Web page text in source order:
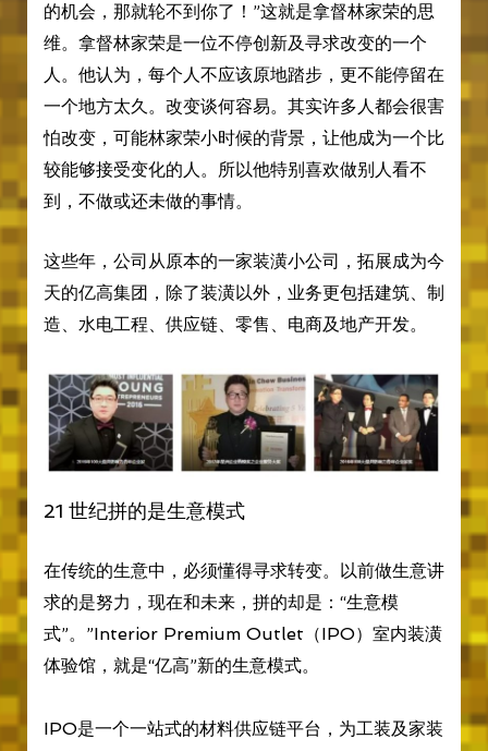
的机会，那就轮不到你了！”这就是拿督林家荣的思
维。拿督林家荣是一位不停创新及寻求改变的一个
人。他认为，每个人不应该原地踏步，更不能停留在
一个地方太久。改变谈何容易。其实许多人都会很害
怕改变，可能林家荣小时候的背景，让他成为一个比
较能够接受变化的人。所以他特别喜欢做别人看不
到，不做或还未做的事情。
这些年，公司从原本的一家装潢小公司，拓展成为今
天的亿高集团，除了装潢以外，业务更包括建筑、制
造、水电工程、供应链、零售、电商及地产开发。
21 世纪拼的是生意模式
在传统的生意中，必须懂得寻求转变。以前做生意讲
求的是努力，现在和未来，拼的却是：“生意模
式”。”Interior Premium Outlet（IPO）室内装潢
体验馆，就是“亿高”新的生意模式。
IPO是一个一站式的材料供应链平台，为工装及家装